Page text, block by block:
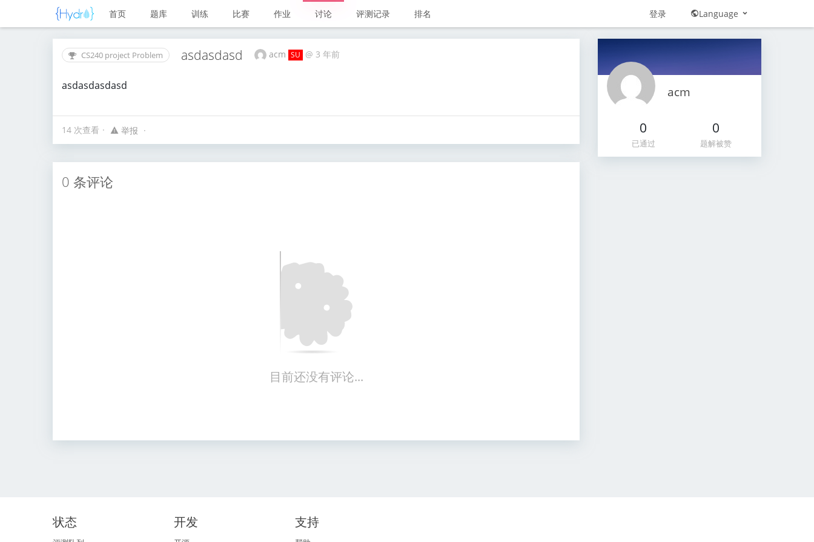
首页 题库 训练 比赛 作业 讨论 评测记录 排名 登录 Language
CS240 project Problem asdasdasd acm SU @ 3 年前
asdasdasdasd
14 次查看 举报
0 条评论
目前还没有评论...
acm
0
已通过
0
题解被赞
状态 开发 支持